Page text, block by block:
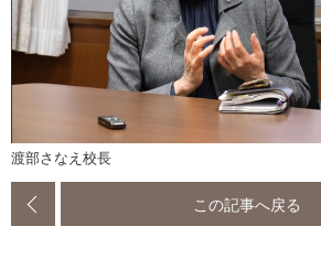
渡部さなえ校長
この記事へ戻る